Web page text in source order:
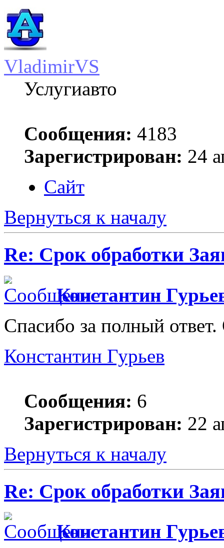
VladimirVS
Услугиавто
Сообщения: 4183
Зарегистрирован: 24
Сайт
Вернуться к началу
Re: Срок обработки
Константин
Спасибо за полный
Константин Гурьев
Сообщения: 6
Зарегистрирован: 22
Вернуться к началу
Re: Срок обработки
Константин